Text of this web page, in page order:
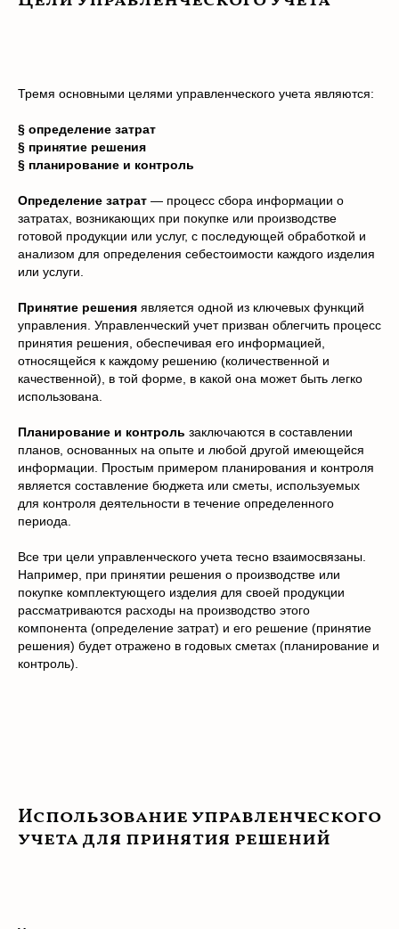
Тремя основными целями управленческого учета являются:
§ определение затрат
§ принятие решения
§ планирование и контроль
Определение затрат — процесс сбора информации о
затратах, возникающих при покупке или производстве
готовой продукции или услуг, с последующей обработкой и
анализом для определения себестоимости каждого изделия
или услуги.
Принятие решения является одной из ключевых функций
управления. Управленческий учет призван облегчить процесс
принятия решения, обеспечивая его информацией,
относящейся к каждому решению (количественной и
качественной), в той форме, в какой она может быть легко
использована.
Планирование и контроль заключаются в составлении
планов, основанных на опыте и любой другой имеющейся
информации. Простым примером планирования и контроля
является составление бюджета или сметы, используемых
для контроля деятельности в течение определенного
периода.
Все три цели управленческого учета тесно взаимосвязаны.
Например, при принятии решения о производстве или
покупке комплектующего изделия для своей продукции
рассматриваются расходы на производство этого
компонента (определение затрат) и его решение (принятие
решения) будет отражено в годовых сметах (планирование и
контроль).
Использование управленческого
учета для принятия решений